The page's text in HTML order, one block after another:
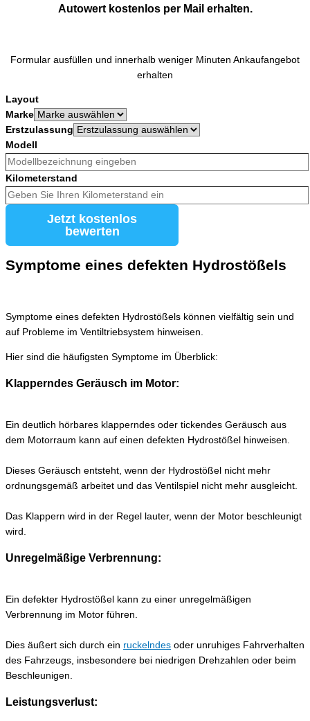
Autowert kostenlos per Mail erhalten.
Formular ausfüllen und innerhalb weniger Minuten Ankaufangebot
erhalten
Layout
Marke
Erstzulassung
Modell
Kilometerstand
Jetzt kostenlos
bewerten
Symptome eines defekten Hydrostößels
Symptome eines defekten Hydrostößels können vielfältig sein und
auf Probleme im Ventiltriebsystem hinweisen.
Hier sind die häufigsten Symptome im Überblick:
Klapperndes Geräusch im Motor:
Ein deutlich hörbares klapperndes oder tickendes Geräusch aus
dem Motorraum kann auf einen defekten Hydrostößel hinweisen.
Dieses Geräusch entsteht, wenn der Hydrostößel nicht mehr
ordnungsgemäß arbeitet und das Ventilspiel nicht mehr ausgleicht.
Das Klappern wird in der Regel lauter, wenn der Motor beschleunigt
wird.
Unregelmäßige Verbrennung:
Ein defekter Hydrostößel kann zu einer unregelmäßigen
Verbrennung im Motor führen.
Dies äußert sich durch ein ruckelndes oder unruhiges Fahrverhalten
des Fahrzeugs, insbesondere bei niedrigen Drehzahlen oder beim
Beschleunigen.
Leistungsverlust: